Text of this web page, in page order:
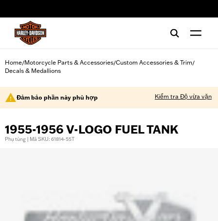
Home/Motorcycle Parts & Accessories/Custom Accessories & Trim/
Decals & Medallions
Đảm bảo phần này phù hợp Kiểm tra Độ vừa vặn
1955-1956 V-LOGO FUEL TANK
Phụ tùng | Mã SKU: 61814-55T